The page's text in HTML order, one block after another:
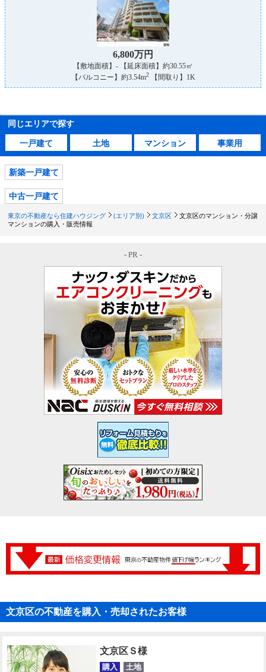
6,800万円
【敷地面積】- 【延床面積】約30.55㎡
【バルコニー】約3.54m2【間取り】1K
同じエリアで探す
一戸建て 土地 マンション 事業用
新築一戸建て
中古一戸建て
東京の不動産なら住建ハウジング (エリア別) 文京区
文京区のマンション・分譲
マンションの購入・販売情報
- PR -
文京区の不動産を購入・売却されたお客様
文京区Ｓ様
購入 土地